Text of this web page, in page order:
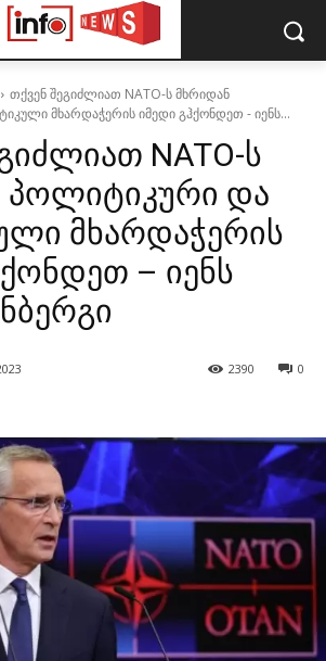
თქვენ შეგიძლიათ NATO-ს მხრიდან
მხარდაჭერის იმედი გჰქონდეთ - იენს...
NATO-ს
პოლიტიკური და
მხარდაჭერის
– იენს
0
2390